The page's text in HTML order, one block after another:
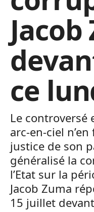
ce
Le controversé
arc-en-ciel
justice de son
généralisé la
l’Etat sur la
Jacob Zuma
15 juillet